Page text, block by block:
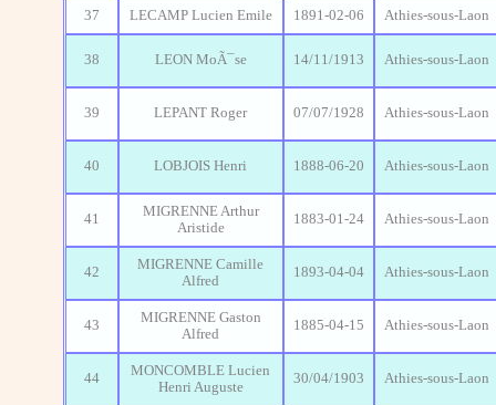
37 LECAMP Lucien Emile 1891-02-06 Athies-sous-Laon
38 LEON MoÃ¯se 14/11/1913 Athies-sous-Laon
39 LEPANT Roger 07/07/1928 Athies-sous-Laon
40 LOBJOIS Henri 1888-06-20 Athies-sous-Laon
41
MIGRENNE Arthur
Aristide
1883-01-24 Athies-sous-Laon
42
MIGRENNE Camille
Alfred
1893-04-04 Athies-sous-Laon
43
MIGRENNE Gaston
Alfred
1885-04-15 Athies-sous-Laon
44
MONCOMBLE Lucien
Henri Auguste
30/04/1903 Athies-sous-Laon